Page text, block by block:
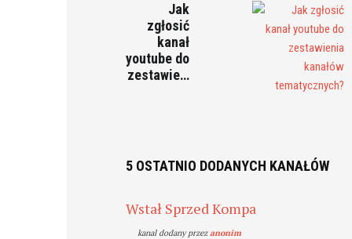
Jak
zgłosić
kanał
youtube do
zestawie…
5 OSTATNIO DODANYCH KANAŁÓW
Wstał Sprzed Kompa
kanal dodany przezanonim